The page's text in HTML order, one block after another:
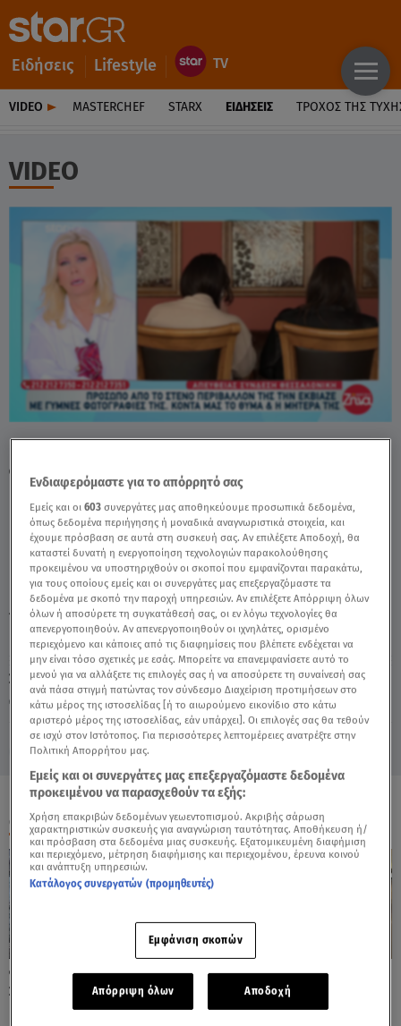
Ειδήσεις Lifestyle
VIDEO MASTERCHEF STARX ΕΙΔΉΣΕΙΣ ΤΡΟΧΌΣ ΤΗΣ
VIDEO
Σάββατο 8 Αυγούστου 2026
11.05.26, 14:59 ΕΛΛΑΔΑ
Φωτογραφίες - Video
TAGS: REVENGE PORN ΕΚΒΙΑΣΜΟΣ ΡΟΖ ΦΩΤΟΓΡΑΦΙΕΣ
ΟΛΑ ΤΑ ΒΙΝΤΕΟ
Φωτιές: Στάχτη Το Πράσινο
Στολίδι Της Δυτικής Αττικής
Πόρτο Ράφτη: Bίντεο
Ντοκουμέντο Από Το
Θανατηφόρο Τροχαίο
Ενδιαφερόμαστε για το απόρρητό σας
Εμείς και οι603 συνεργάτες μας αποθηκεύουμε προσωπικά δεδομένα,
όπως δεδομένα περιήγησης ή μοναδικά αναγνωριστικά στοιχεία, και
έχουμε πρόσβαση σε αυτά στη συσκευή σας. Αν επιλέξετε Αποδοχή, θα
καταστεί δυνατή η ενεργοποίηση τεχνολογιών παρακολούθησης
προκειμένου να υποστηριχθούν οι σκοποί που εμφανίζονται παρακάτω,
για τους οποίους εμείς και οι συνεργάτες μας επεξεργαζόμαστε τα
δεδομένα με σκοπό την παροχή υπηρεσιών. Αν επιλέξετε Απόρριψη όλων
όλων ή αποσύρετε τη συγκατάθεσή σας, οι εν λόγω τεχνολογίες θα
απενεργοποιηθούν. Αν απενεργοποιηθούν οι ιχνηλάτες, ορισμένο
περιεχόμενο και κάποιες από τις διαφημίσεις που βλέπετε ενδέχεται να
μην είναι τόσο σχετικές με εσάς. Μπορείτε να επανεμφανίσετε αυτό το
μενού για να αλλάξετε τις επιλογές σας ή να αποσύρετε τη συναίνεσή σας
ανά πάσα στιγμή πατώντας τον σύνδεσμο Διαχείριση προτιμήσεων στο
κάτω μέρος της ιστοσελίδας [ή το αιωρούμενο εικονίδιο στο κάτω
αριστερό μέρος της ιστοσελίδας, εάν υπάρχει]. Οι επιλογές σας θα τεθούν
σε ισχύ στον Ιστότοπος. Για περισσότερες λεπτομέρειες ανατρέξτε στην
Πολιτική Απορρήτου μας.
Εμείς και οι συνεργάτες μας επεξεργαζόμαστε δεδομένα
προκειμένου να παρασχεθούν τα εξής:
Χρήση επακριβών δεδομένων γεωεντοπισμού. Ακριβής σάρωση
χαρακτηριστικών συσκευής για αναγνώριση ταυτότητας. Αποθήκευση ή/
και πρόσβαση στα δεδομένα μιας συσκευής. Εξατομικευμένη διαφήμιση
και περιεχόμενο, μέτρηση διαφήμισης και περιεχομένου, έρευνα κοινού
και ανάπτυξη υπηρεσιών.
Κατάλογος συνεργατών (προμηθευτές)
Εμφάνιση σκοπών
Απόρριψη όλων Αποδοχή